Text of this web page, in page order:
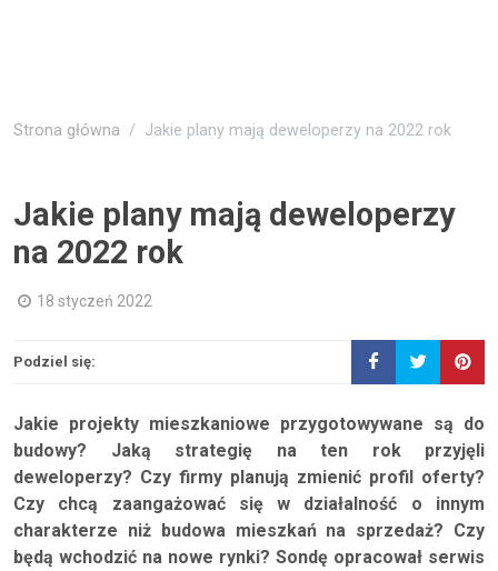
Strona główna Jakie plany mają deweloperzy na 2022 rok
Jakie plany mają deweloperzy
na 2022 rok
18 styczeń 2022
Podziel się:
Jakie projekty mieszkaniowe przygotowywane są do
budowy? Jaką strategię na ten rok przyjęli
deweloperzy? Czy firmy planują zmienić profil oferty?
Czy chcą zaangażować się w działalność o innym
charakterze niż budowa mieszkań na sprzedaż? Czy
będą wchodzić na nowe rynki? Sondę opracował serwis